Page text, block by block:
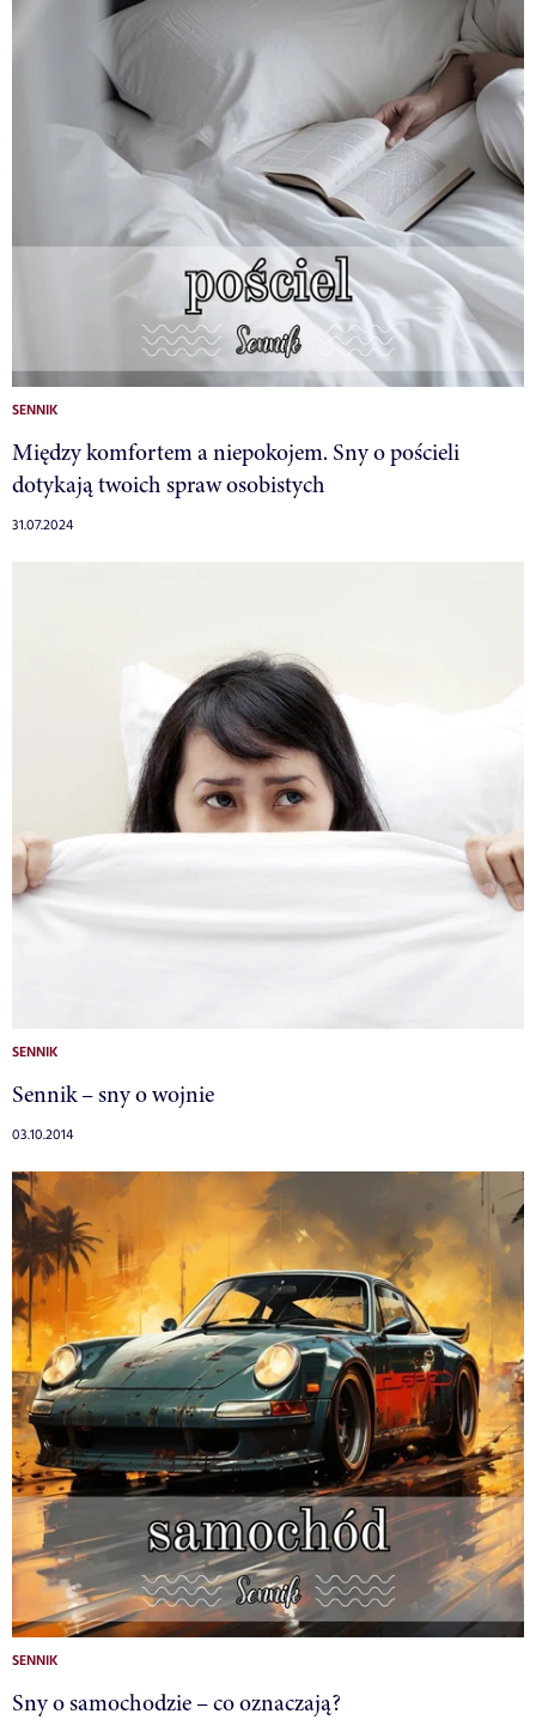
SENNIK
Między komfortem a niepokojem. Sny o pościeli
dotykają twoich spraw osobistych
31.07.2024
SENNIK
Sennik – sny o wojnie
03.10.2014
SENNIK
Sny o samochodzie – co oznaczają?